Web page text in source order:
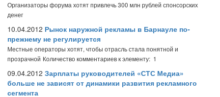
Организаторы форума хотят привлечь 300 млн рублей спонсорских
денег
10.04.2012 Рынок наружной рекламы в Барнауле по-
прежнему не регулируется
Местные операторы хотят, чтобы отрасль стала понятной и
прозрачной Количество комментариев к элементу: 1
09.04.2012 Зарплаты руководителей «СТС Медиа»
больше не зависят от динамики развития рекламного
сегмента